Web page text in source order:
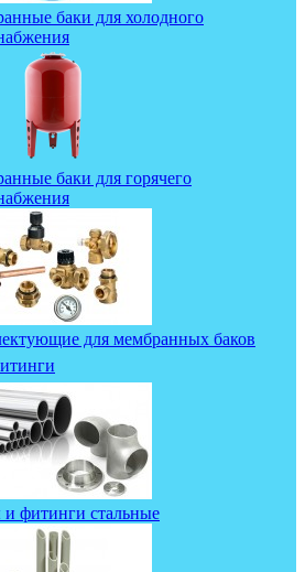
баки для холодного
баки для горячего
для мембранных баков
фитинги стальные